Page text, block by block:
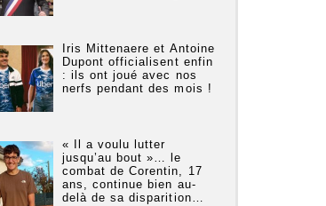
Iris Mittenaere et Antoine
Dupont officialisent enfin
: ils ont joué avec nos
nerfs pendant des mois !
« Il a voulu lutter
jusqu’au bout »… le
combat de Corentin, 17
ans, continue bien au-
delà de sa disparition…